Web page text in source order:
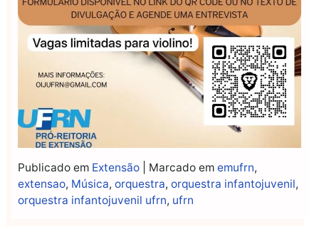
Publicado em Extensão Marcado em emufrn,
extensao, Música, orquestra, orquestra infantojuvenil,
orquestra infantojuvenil ufrn, ufrn